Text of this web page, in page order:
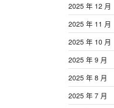
2025 年 12 月
2025 年 11 月
2025 年 10 月
2025 年 9 月
2025 年 8 月
2025 年 7 月